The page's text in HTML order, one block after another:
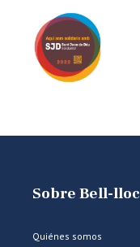
Sobre Bell-lloc
Quiénes somos